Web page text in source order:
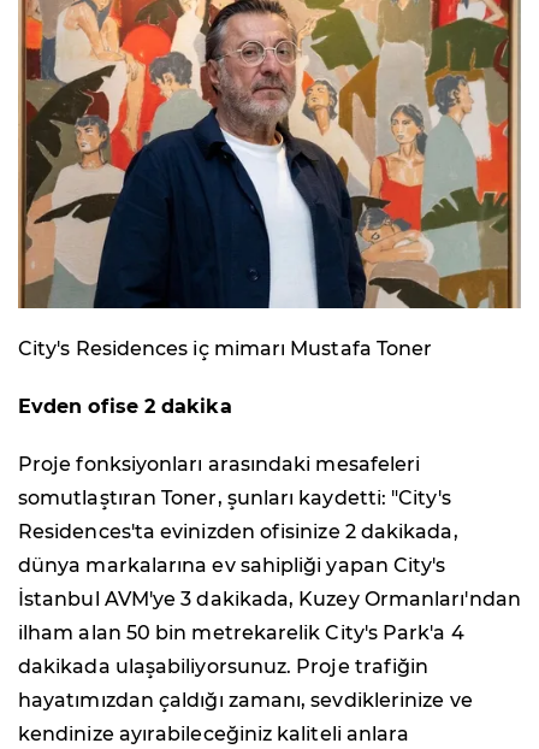
City's Residences iç mimarı Mustafa Toner
Evden ofise 2 dakika
Proje fonksiyonları arasındaki mesafeleri
somutlaştıran Toner, şunları kaydetti: "City's
Residences'ta evinizden ofisinize 2 dakikada,
dünya markalarına ev sahipliği yapan City's
İstanbul AVM'ye 3 dakikada, Kuzey Ormanları'ndan
ilham alan 50 bin metrekarelik City's Park'a 4
dakikada ulaşabiliyorsunuz. Proje trafiğin
hayatımızdan çaldığı zamanı, sevdiklerinize ve
kendinize ayırabileceğiniz kaliteli anlara